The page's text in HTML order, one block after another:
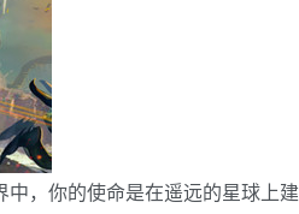
中，你的使命是在遥远的星球上建